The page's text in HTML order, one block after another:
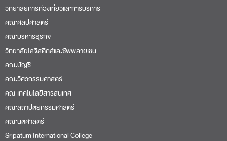
วิทยาลัยการท่องเที่ยวและการบริการ
คณะศิลปศาสตร์
คณะบริหารธุรกิจ
วิทยาลัยโลจิสติกส์และซัพพลายเชน
คณะบัญชี
คณะวิศวกรรมศาสตร์
คณะเทคโนโลยีสารสนเทศ
คณะสถาปัตยกรรมศาสตร์
คณะนิติศาสตร์
Sripatum International College